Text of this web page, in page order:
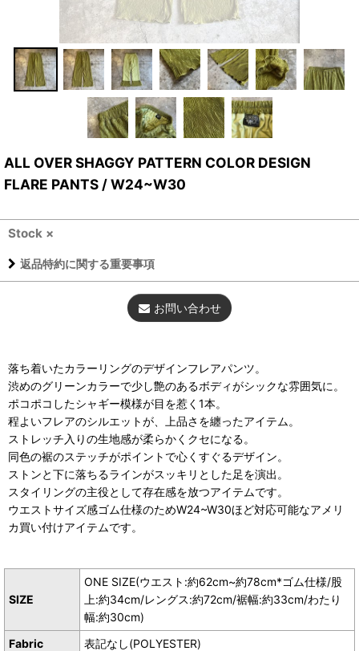
ALL OVER SHAGGY PATTERN COLOR DESIGN
FLARE PANTS / W24~W30
Stock ×
返品特約に関する重要事項
お問い合わせ
落ち着いたカラーリングのデザインフレアパンツ。
渋めのグリーンカラーで少し艶のあるボディがシックな雰囲気に。
ポコポコしたシャギー模様が目を惹く1本。
程よいフレアのシルエットが、上品さを纏ったアイテム。
ストレッチ入りの生地感が柔らかくクセになる。
同色の裾のステッチがポイントで心くすぐるデザイン。
ストンと下に落ちるラインがスッキリとした足を演出。
スタイリングの主役として存在感を放つアイテムです。
ウエストサイズ感ゴム仕様のためW24~W30ほど対応可能なアメリ
カ買い付けアイテムです。
SIZE
ONE SIZE(ウエスト:約62cm~約78cm*ゴム仕様/股
上:約34cm/レングス:約72cm/裾幅:約33cm/わたり
幅:約30cm)
Fabric
表記なし(POLYESTER)